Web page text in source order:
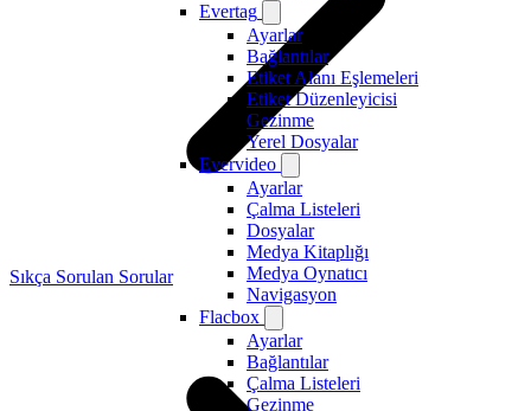
Evertag
Ayarlar
Bağlantılar
Etiket Alanı Eşlemeleri
Etiket Düzenleyicisi
Gezinme
Yerel Dosyalar
Evervideo
Ayarlar
Çalma Listeleri
Dosyalar
Medya Kitaplığı
Medya Oynatıcı
Navigasyon
Flacbox
Ayarlar
Bağlantılar
Çalma Listeleri
Gezinme
Sıkça Sorulan Sorular